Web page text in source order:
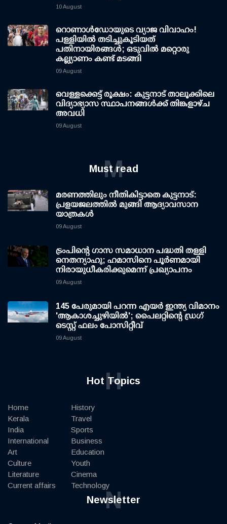
10 August
റൊണാള്‍ഡോയുടെ വ്യാജ വിവാഹം!
പള്ളിയില്‍ തടിച്ചുകൂടിയത്
പതിനായിരങ്ങള്‍; ഒടുവില്‍ മറ്റൊരു
കല്ല്യാണം കണ്ട് മടങ്ങി
09 August
വെള്ളക്കെട്ട് രൂക്ഷം: കുട്ടനാട് താലൂക്കിലെ
വിദ്യാഭ്യാസ സ്ഥാപനങ്ങള്‍ക്ക് തിങ്കളാഴ്ച
അവധി
09 August
Must read
M
മരണത്തിലും നീതികിട്ടാതെ കുട്ടനാട്:
പ്രളയജലത്തില്‍ മുങ്ങി ആദ്യാവസാന
യാത്രകള്‍
09 August
ട്രംപിന്റെ ഗാസ സമാധാന പദ്ധതി തള്ളി
നെതന്യാഹു; ഹമാസിനെ പൂര്‍ണമായി
നിരായുധീകരിക്കുമെന്ന് പ്രഖ്യാപനം
09 August
145 പേരുമായി പറന്ന എയര്‍ ഇന്ത്യ വിമാനം
'ആകാശച്ചുഴിയില്‍'; പൈലറ്റിന്റെ ഡ്രഗ്
ടെസ്റ്റ് ഫലം പോസിറ്റീവ്
09 August
Hot Topics
H
Home
Kerala
India
International
Art
Culture
Literature
Current affairs
History
Travel
Sports
Business
Education
Youth
Cinema
Technology
Newsletter
N